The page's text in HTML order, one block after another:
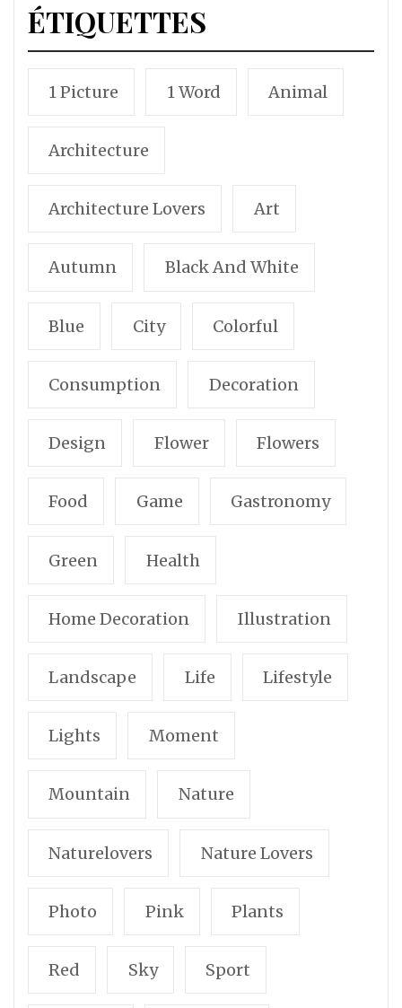
ÉTIQUETTES
1 Picture 1 Word Animal
Architecture
Architecture Lovers Art
Autumn Black And White
Blue City Colorful
Consumption Decoration
Design Flower Flowers
Food Game Gastronomy
Green Health
Home Decoration Illustration
Landscape Life Lifestyle
Lights Moment
Mountain Nature
Naturelovers Nature Lovers
Photo Pink Plants
Red Sky Sport